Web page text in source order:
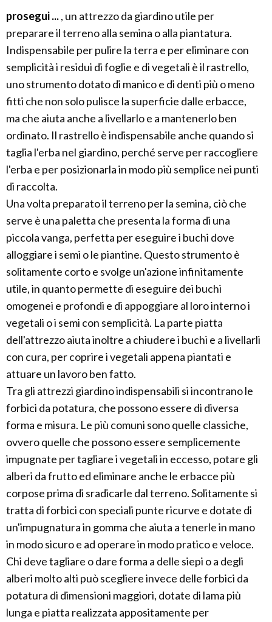
prosegui ..., un attrezzo da giardino utile per
preparare il terreno alla semina o alla piantatura.
Indispensabile per pulire la terra e per eliminare con
semplicità i residui di foglie e di vegetali è il rastrello,
uno strumento dotato di manico e di denti più o meno
fitti che non solo pulisce la superficie dalle erbacce,
ma che aiuta anche a livellarlo e a mantenerlo ben
ordinato. Il rastrello è indispensabile anche quando si
taglia l'erba nel giardino, perché serve per raccogliere
l'erba e per posizionarla in modo più semplice nei punti
di raccolta.
Una volta preparato il terreno per la semina, ciò che
serve è una paletta che presenta la forma di una
piccola vanga, perfetta per eseguire i buchi dove
alloggiare i semi o le piantine. Questo strumento è
solitamente corto e svolge un'azione infinitamente
utile, in quanto permette di eseguire dei buchi
omogenei e profondi e di appoggiare al loro interno i
vegetali o i semi con semplicità. La parte piatta
dell'attrezzo aiuta inoltre a chiudere i buchi e a livellarli
con cura, per coprire i vegetali appena piantati e
attuare un lavoro ben fatto.
Tra gli attrezzi giardino indispensabili si incontrano le
forbici da potatura, che possono essere di diversa
forma e misura. Le più comuni sono quelle classiche,
ovvero quelle che possono essere semplicemente
impugnate per tagliare i vegetali in eccesso, potare gli
alberi da frutto ed eliminare anche le erbacce più
corpose prima di sradicarle dal terreno. Solitamente si
tratta di forbici con speciali punte ricurve e dotate di
un'impugnatura in gomma che aiuta a tenerle in mano
in modo sicuro e ad operare in modo pratico e veloce.
Chi deve tagliare o dare forma a delle siepi o a degli
alberi molto alti può scegliere invece delle forbici da
potatura di dimensioni maggiori, dotate di lama più
lunga e piatta realizzata appositamente per